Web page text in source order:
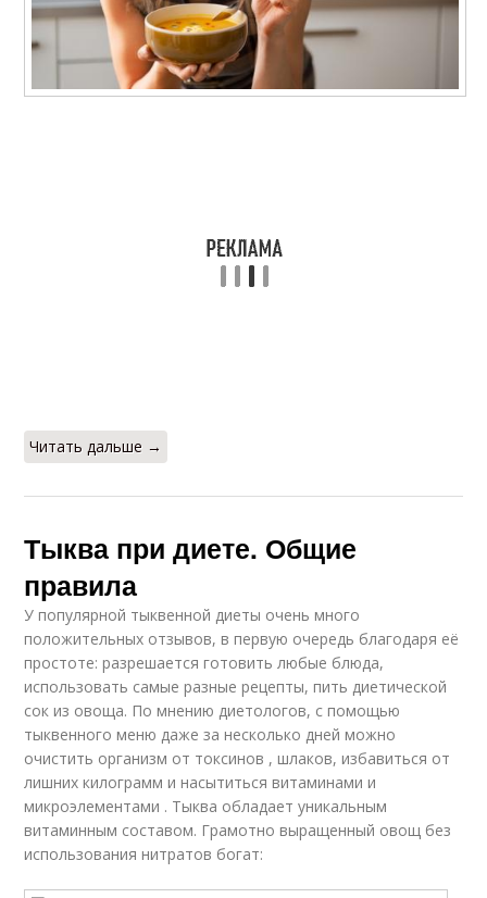
Фаршированная
Мускатная тыква
Крем-суп из тыквы Тыква для похудения
Десерты из тыквы Тыква с кефиром
Читать дальше →
Тыква при диете. Общие
правила
У популярной тыквенной диеты очень много
положительных отзывов, в первую очередь благодаря её
простоте: разрешается готовить любые блюда,
использовать самые разные рецепты, пить диетической
сок из овоща. По мнению диетологов, с помощью
тыквенного меню даже за несколько дней можно
очистить организм от токсинов , шлаков, избавиться от
лишних килограмм и насытиться витаминами и
микроэлементами . Тыква обладает уникальным
витаминным составом. Грамотно выращенный овощ без
использования нитратов богат: